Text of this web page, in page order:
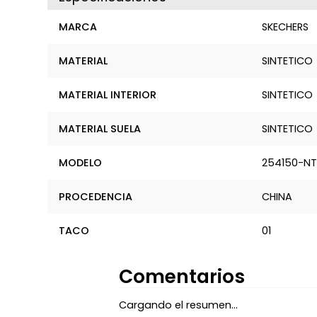
MARCA SKECHERS
MATERIAL SINTETICO
MATERIAL INTERIOR SINTETICO
MATERIAL SUELA SINTETICO
MODELO 254150-
PROCEDENCIA CHINA
TACO 01
Comentarios
Cargando el resumen…